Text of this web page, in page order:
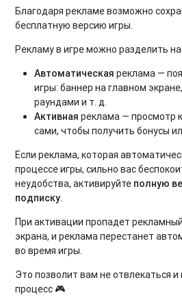
Благодаря рекламе возможно
бесплатную версию игры.
Рекламу в игре можно разделить
Автоматическая реклама —
игры: баннер на главном
раундами и т. д.
Активная реклама — просмотр
сами, чтобы получить бонусы
Если реклама, которая
процессе игры, сильно вас
неудобства, активируйте полную
подписку.
При активации пропадет
экрана, и реклама перестанет
во время игры.
Это позволит вам не отвлекаться и
процесс 🎮